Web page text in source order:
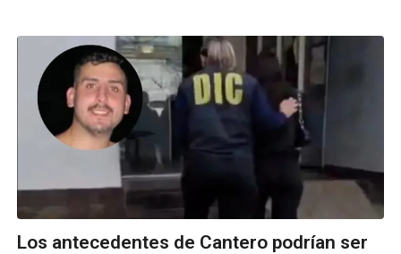
Los antecedentes de Cantero podrían ser